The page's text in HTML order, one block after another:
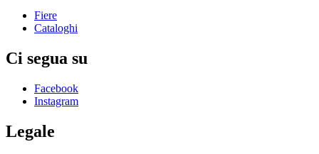
Fiere
Cataloghi
Ci segua su
Facebook
Instagram
Legale